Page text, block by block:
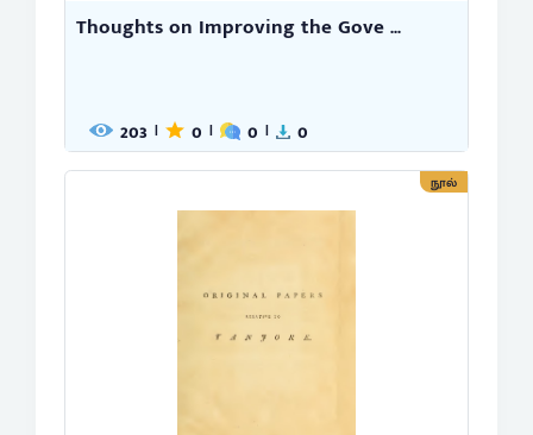
Thoughts on Improving the Gove ...
203 | 0 | 0 | 0
நூல்